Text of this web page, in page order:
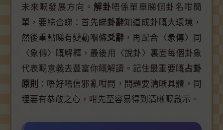
未來嘅發展方向。 解卦唔係單單睇個卦名咁簡
單，要綜合睇：首先睇卦辭知道成卦嘅大環境，
然後重點睇有變動嗰條爻辭 ，再配合〈彖傳〉同
〈象傳〉嘅解釋，最後用〈說卦〉裏面每個卦象
代表嘅意義去豐富你嘅解讀。記住最重要嘅占卦
原則
：唔好唔信邪亂咁問，問題要清晰具體，同
埋要有恭敬之心，咁先至容易得到清晰嘅啟示。